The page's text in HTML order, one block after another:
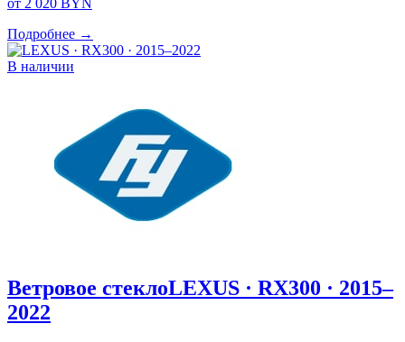
Подробнее →
В наличии
Ветровое стеклоLEXUS · RX300 · 2015–
2022